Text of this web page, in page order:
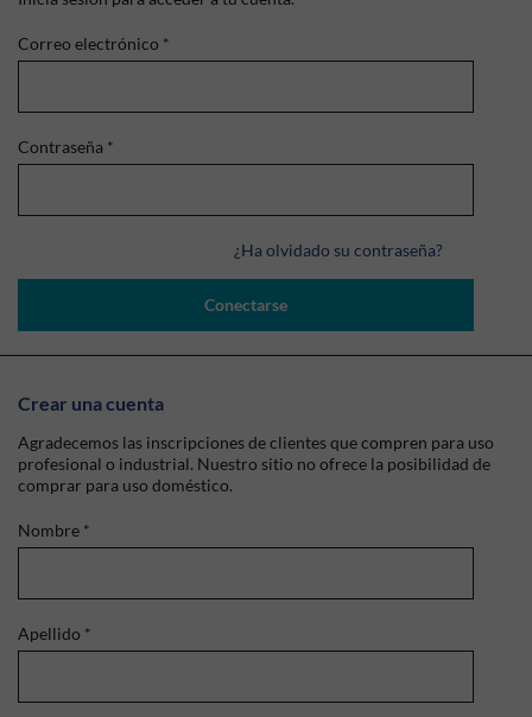
Correo electrónico *
Contraseña *
¿Ha olvidado su contraseña?
Conectarse
Crear una cuenta
Agradecemos las inscripciones de clientes que compren para uso
profesional o industrial. Nuestro sitio no ofrece la posibilidad de
comprar para uso doméstico.
Nombre *
Apellido *